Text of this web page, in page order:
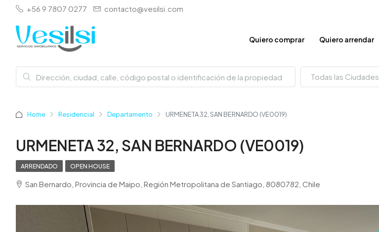
+56 9 7807 0277 contacto@vesilsi.com
Quiero comprar Quiero arrendar
Todas las Ciudades
Home Residencial Departamento URMENETA 32, SAN BERNARDO (VE0019)
URMENETA 32, SAN BERNARDO (VE0019)
ARRENDADO OPEN HOUSE
San Bernardo, Provincia de Maipo, Región Metropolitana de Santiago, 8080782, Chile